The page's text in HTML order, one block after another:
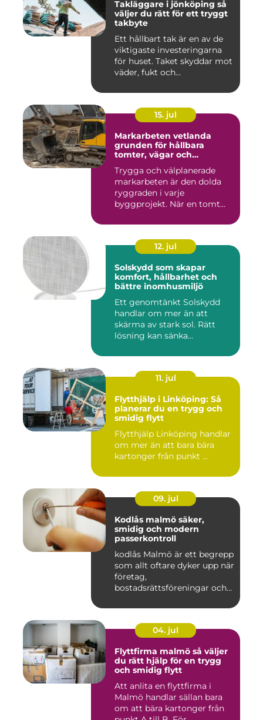
Takläggare i jönköping så
väljer du rätt för ett tryggt
takbyte
Ett hållbart tak är en av de
viktigaste investeringarna
för huset. Taket skyddar mot
väder, fukt och...
15. jul
Markarbeten vetlanda
grunden för hållbara
tomter, vägar och
Trygga och välplanerade
markarbeten är den dolda
ryggraden i varje
byggprojekt. När en tomt
12. jul
Solskydd som skapar
komfort, hållbarhet och
bättre inomhusmiljö
Ett genomtänkt Solskydd
handlar om mer än att
skärma av stark sol. Rätt
lösning kan sänka
11. jul
Flytthjälp i Linköping: Så
planerar du en trygg och
smidig flytt
Flytthjälp Linköping handlar
om mer än att bara bära
kartonger från punkt ...
09. jul
Kodlås malmö säker,
smidig och modern
passerkontroll
kodlås Malmö är ett begrepp
som allt oftare dyker upp när
företag,
bostadsrättsföreningar och
04. jul
Flyttfirma malmö så väljer
du rätt hjälp för en trygg
och smidig flytt
Att anlita en flyttfirma i
Malmö handlar sällan bara
om att bära kartonger från